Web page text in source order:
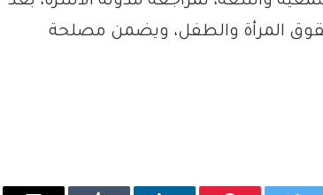
المرأة والطفل، ويضمن مصلحة